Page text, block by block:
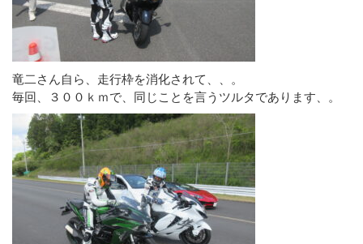
竜二さん自ら、走行枠を消化されて、、。
毎回、３００ｋｍで、同じことを言うツルタであります、。